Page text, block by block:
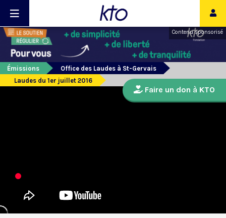
Contenu sponsorisé
Émissions
Office des Laudes à St-Gervais
Laudes du 1er juillet 2016
Faire un don à KTO